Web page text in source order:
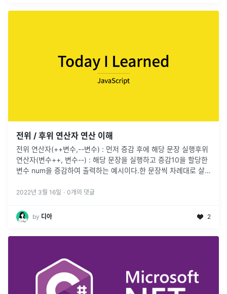
전위 / 후위 연산자 연산 이해
전위 연산자(++변수,--변수) : 먼저 증감 후에 해당 문장 실행후위
연산자(변수++, 변수--) : 해당 문장을 실행하고 증감10을 할당한
변수 num을 증감하여 출력하는 예시이다.한 문장씩 차례대로 살
2022년 3월 16일 · 0개의 댓글
by 디아 2